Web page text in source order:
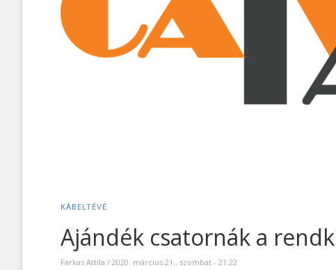
KÁBELTÉVÉ
Ajándék csatornák a
Farkas Attila / 2020. március 21., szombat - 21:22